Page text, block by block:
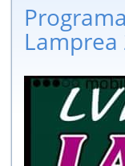
Lamprea